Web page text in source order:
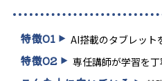
特徴01 AI搭載のタブレット
特徴02 専任講師が学習を